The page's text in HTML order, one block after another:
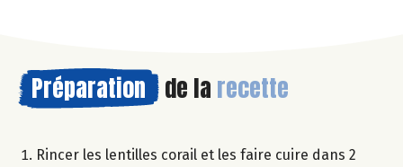
Préparation de la recette
Rincer les lentilles corail et les faire cuire dans 2